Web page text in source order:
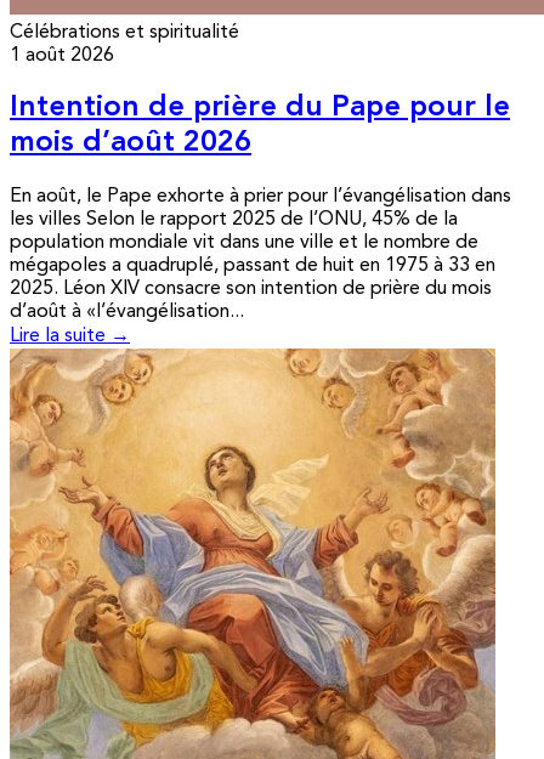
Célébrations et spiritualité
1 août 2026
Intention de prière du Pape pour le
mois d’août 2026
En août, le Pape exhorte à prier pour l’évangélisation dans
les villes Selon le rapport 2025 de l’ONU, 45% de la
population mondiale vit dans une ville et le nombre de
mégapoles a quadruplé, passant de huit en 1975 à 33 en
2025. Léon XIV consacre son intention de prière du mois
d’août à «l’évangélisation...
Lire la suite →